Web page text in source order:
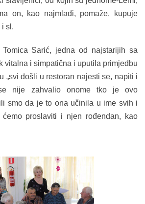
on, kao najmlađi, pomaže, kupuje
i sl.
Sarić, jedna od najstarijih sa
vitalna i simpatična i uputila primjedbu
„svi došli u restoran najesti se, napiti i
nije zahvalio onome tko je ovo
smo da je to ona učinila u ime svih i
proslaviti i njen rođendan, kao